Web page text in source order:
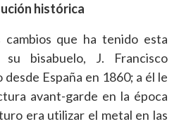
histórica
que ha tenido esta
bisabuelo, J. Francisco
España en 1860; a él le
avant-garde en la época
era utilizar el metal en las